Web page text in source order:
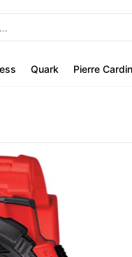
Quark Pierre Cardin